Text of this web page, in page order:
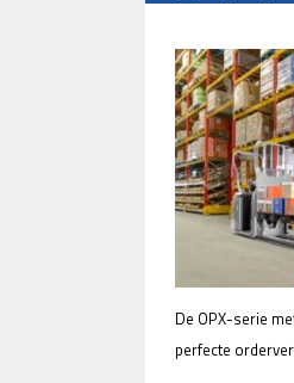
De OPX-serie
perfecte